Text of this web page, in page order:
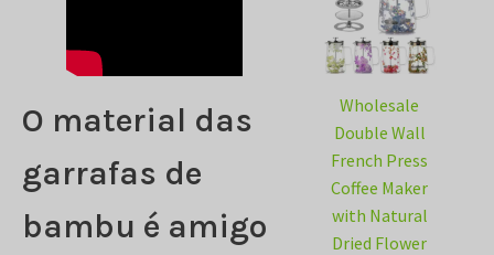
O material das
garrafas de
bambu é amigo
Wholesale
Double Wall
French Press
Coffee Maker
with Natural
Dried Flower